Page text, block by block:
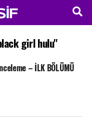
girl hulu"
– İLK BÖLÜMÜ